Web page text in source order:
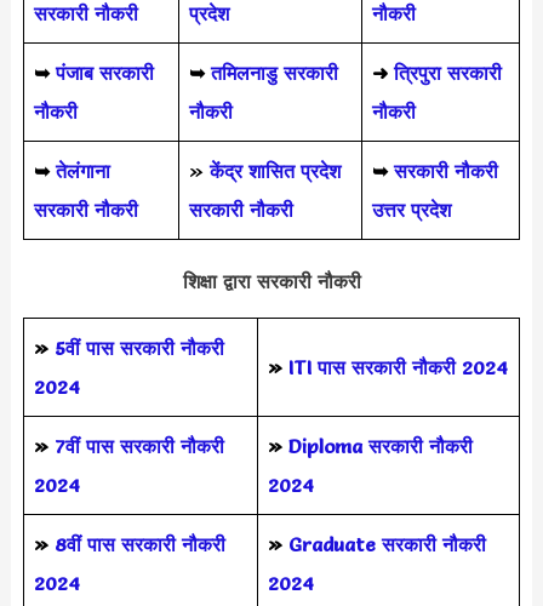
सरकारी नौकरी
प्रदेश
नौकरी
➥ पंजाब सरकारी
नौकरी
➥ तमिलनाडु सरकारी
नौकरी
➜ त्रिपुरा सरकारी
नौकरी
➥तेलंगाना
सरकारी नौकरी
»केंद्र शासित प्रदेश
सरकारी नौकरी
➥ सरकारी नौकरी
उत्तर प्रदेश
शिक्षा द्वारा सरकारी नौकरी
» 5वीं पास सरकारी नौकरी
2024
» ITI पास सरकारी नौकरी 2024
» 7वीं पास सरकारी नौकरी
2024
» Diploma सरकारी नौकरी
2024
» 8वीं पास सरकारी नौकरी
2024
» Graduate सरकारी नौकरी
2024